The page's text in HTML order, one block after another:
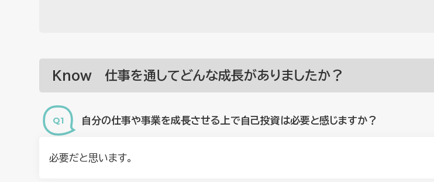
Know 仕事を通してどんな成長がありましたか？
⾃分の仕事や事業を成⻑させる上で⾃⼰投資は必要と感じますか？
必要だと思います。